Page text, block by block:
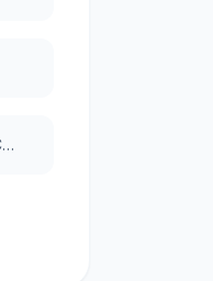
出国加速器 试了一下UNBLOCKCN，真好用。